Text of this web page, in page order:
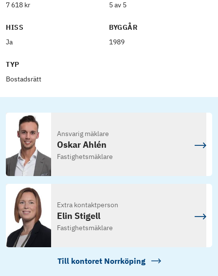
7 618 kr
5 av 5
HISS
Ja
BYGGÅR
1989
TYP
Bostadsrätt
Ansvarig mäklare
Oskar Ahlén
Fastighetsmäklare
Extra kontaktperson
Elin Stigell
Fastighetsmäklare
Till kontoret Norrköping